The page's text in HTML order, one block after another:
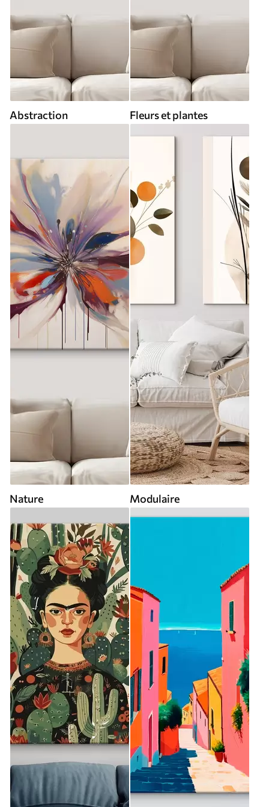
Abstraction Fleurs et plantes
Nature Modulaire